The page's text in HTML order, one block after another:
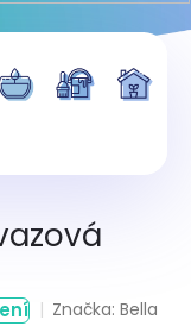
Značka:Bella